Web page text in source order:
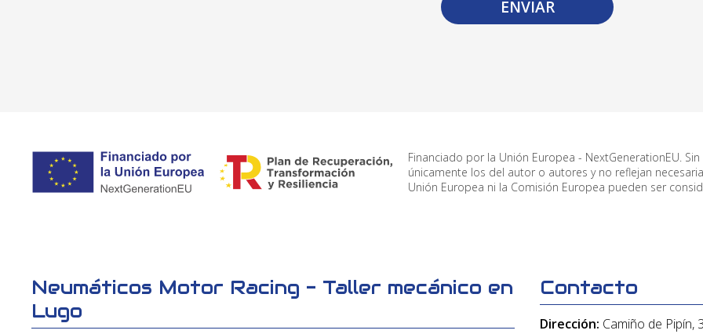
Financiado por la Unión Europea - NextGenerationEU.
únicamente los del autor o autores y no reflejan
Unión Europea ni la Comisión Europea pueden ser
Neumáticos Motor Racing - Taller mecánico en
Lugo
Contacto
Dirección: Camiño de Pipín,